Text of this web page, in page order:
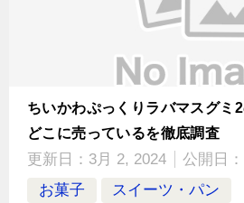
ちいかわぷっくりラバマスグミ
どこに売っているを徹底調査
更新日： 3月 2, 2024 公開日：
お菓子
スイーツ・パン